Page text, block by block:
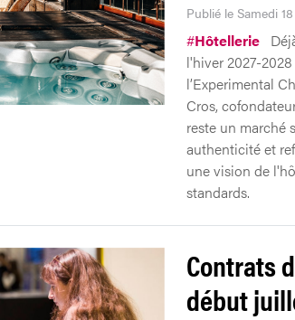
Publié le Samedi
#Hôtellerie
l'hiver 2027-
l’Experimental
Cros,
reste un marché
authenticité et
une vision de
standards.
Contrats
début